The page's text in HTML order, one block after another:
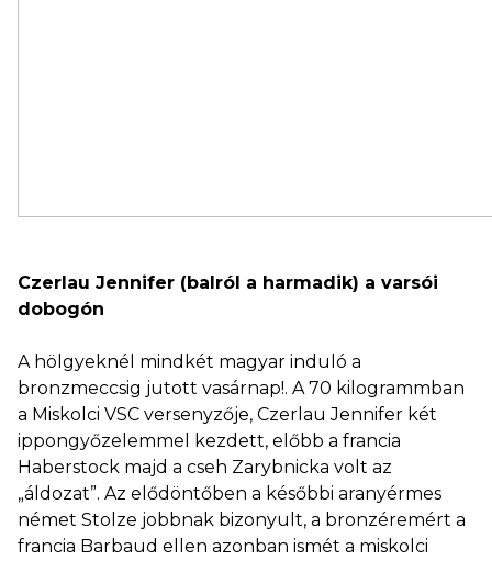
Czerlau Jennifer (balról a harmadik) a varsói
dobogón
A hölgyeknél mindkét magyar induló a
bronzmeccsig jutott vasárnap!. A 70 kilogrammban
a Miskolci VSC versenyzője, Czerlau Jennifer két
ippongyőzelemmel kezdett, előbb a francia
Haberstock majd a cseh Zarybnicka volt az
„áldozat”. Az elődöntőben a későbbi aranyérmes
német Stolze jobbnak bizonyult, a bronzéremért a
francia Barbaud ellen azonban ismét a miskolci